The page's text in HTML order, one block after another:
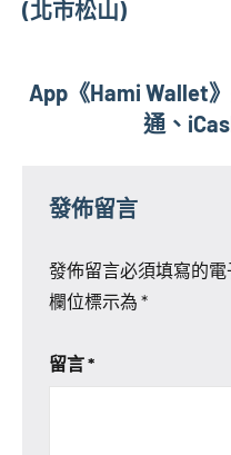
覽
(北市松山)
App《Hami Wallet
通、
發佈留言
發佈留言必須填寫的
欄位標示為 *
留言*